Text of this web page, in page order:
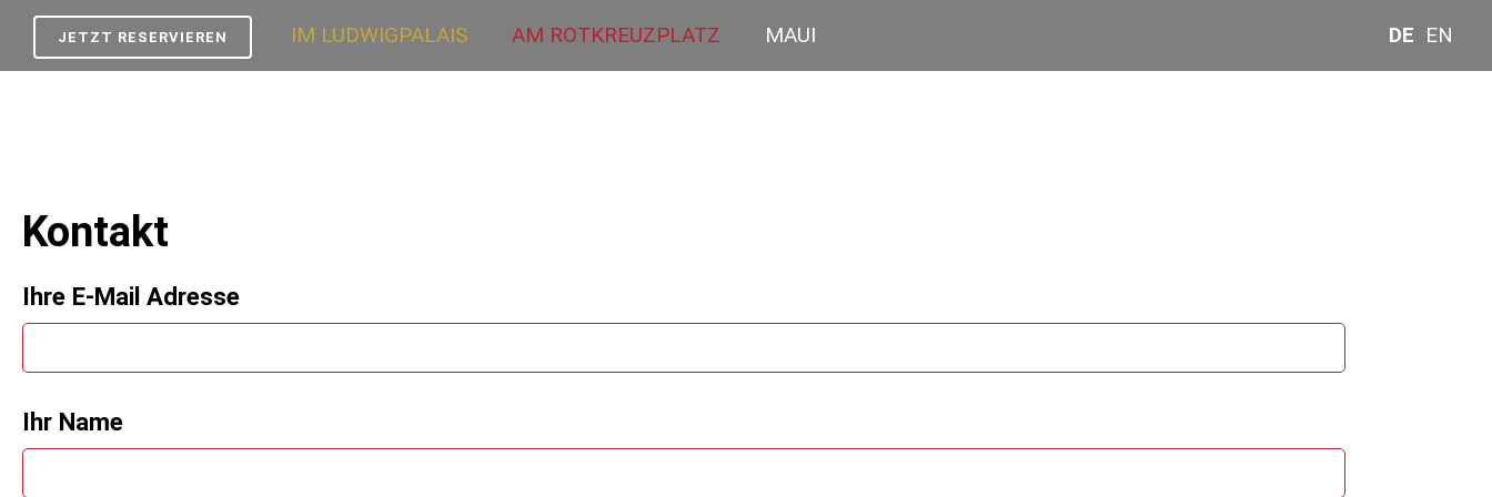
JETZT RESERVIEREN IM LUDWIGPALAIS AM ROTKREUZPLATZ MAUI DE EN
Kontakt
Ihre E-Mail Adresse
Ihr Name